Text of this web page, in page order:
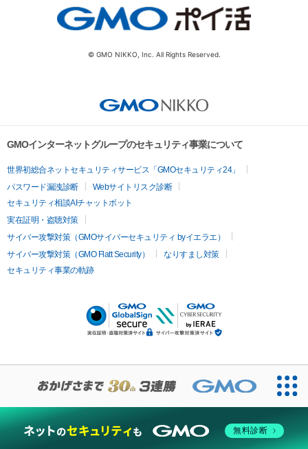
© GMO NIKKO, Inc. All Rights Reserved.
GMOインターネットグループのセキュリティ事業について
世界初総合ネットセキュリティサービス「GMOセキュリティ24」
パスワード漏洩診断
Webサイトリスク診断
セキュリティ相談AIチャットボット
実在証明・盗聴対策
サイバー攻撃対策（GMOサイバーセキュリティ byイエラエ）
サイバー攻撃対策（GMO Flatt Security）
なりすまし対策
セキュリティ事業の軌跡
無料診断